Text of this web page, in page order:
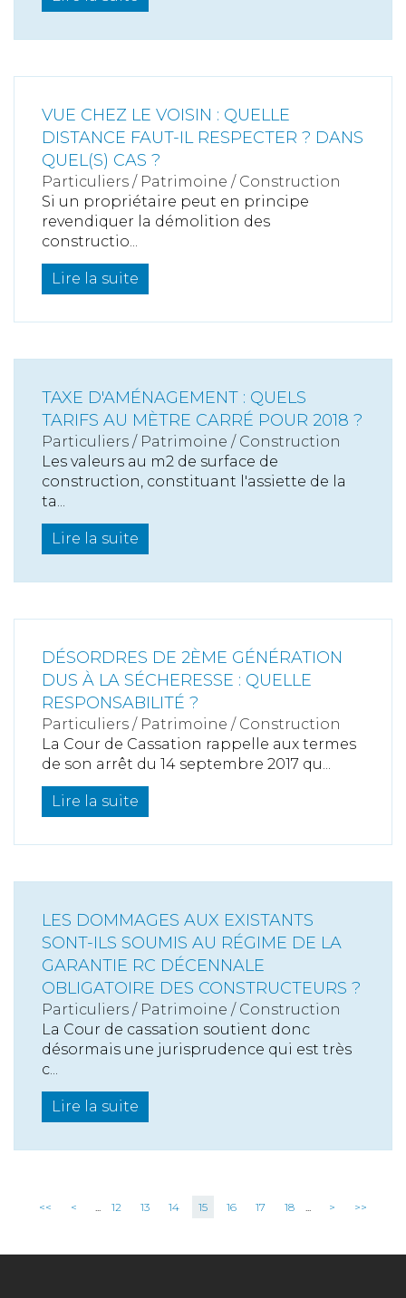
VUE CHEZ LE VOISIN : QUELLE
DISTANCE FAUT-IL RESPECTER ? DANS
QUEL(S) CAS ?
Particuliers / Patrimoine / Construction
Si un propriétaire peut en principe
revendiquer la démolition des
constructio...
Lire la suite
TAXE D'AMÉNAGEMENT : QUELS
TARIFS AU MÈTRE CARRÉ POUR 2018 ?
Particuliers / Patrimoine / Construction
Les valeurs au m2 de surface de
construction, constituant l'assiette de la
ta...
Lire la suite
DÉSORDRES DE 2ÈME GÉNÉRATION
DUS À LA SÉCHERESSE : QUELLE
RESPONSABILITÉ ?
Particuliers / Patrimoine / Construction
La Cour de Cassation rappelle aux termes
de son arrêt du 14 septembre 2017 qu...
Lire la suite
LES DOMMAGES AUX EXISTANTS
SONT-ILS SOUMIS AU RÉGIME DE LA
GARANTIE RC DÉCENNALE
OBLIGATOIRE DES CONSTRUCTEURS ?
Particuliers / Patrimoine / Construction
La Cour de cassation soutient donc
désormais une jurisprudence qui est très
c...
Lire la suite
<< < 12 13 14 15 16 17 18 > >>